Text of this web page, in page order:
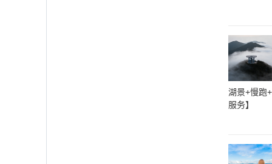
湖景+慢跑
服务】